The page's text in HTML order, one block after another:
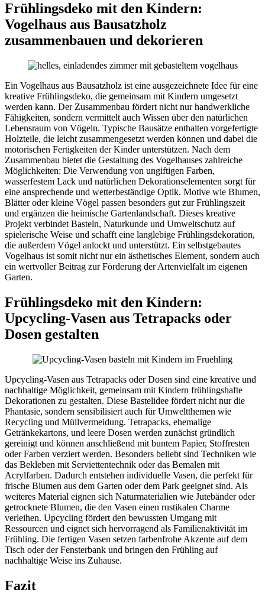
Frühlingsdeko mit den Kindern:
Vogelhaus aus Bausatzholz
zusammenbauen und dekorieren
Ein Vogelhaus aus Bausatzholz ist eine ausgezeichnete Idee für eine
kreative Frühlingsdeko, die gemeinsam mit Kindern umgesetzt
werden kann. Der Zusammenbau fördert nicht nur handwerkliche
Fähigkeiten, sondern vermittelt auch Wissen über den natürlichen
Lebensraum von Vögeln. Typische Bausätze enthalten vorgefertigte
Holzteile, die leicht zusammengesetzt werden können und dabei die
motorischen Fertigkeiten der Kinder unterstützen. Nach dem
Zusammenbau bietet die Gestaltung des Vogelhauses zahlreiche
Möglichkeiten: Die Verwendung von ungiftigen Farben,
wasserfestem Lack und natürlichen Dekorationselementen sorgt für
eine ansprechende und wetterbeständige Optik. Motive wie Blumen,
Blätter oder kleine Vögel passen besonders gut zur Frühlingszeit
und ergänzen die heimische Gartenlandschaft. Dieses kreative
Projekt verbindet Basteln, Naturkunde und Umweltschutz auf
spielerische Weise und schafft eine langlebige Frühlingsdekoration,
die außerdem Vögel anlockt und unterstützt. Ein selbstgebautes
Vogelhaus ist somit nicht nur ein ästhetisches Element, sondern auch
ein wertvoller Beitrag zur Förderung der Artenvielfalt im eigenen
Garten.
Frühlingsdeko mit den Kindern:
Upcycling-Vasen aus Tetrapacks oder
Dosen gestalten
Upcycling-Vasen aus Tetrapacks oder Dosen sind eine kreative und
nachhaltige Möglichkeit, gemeinsam mit Kindern frühlingshafte
Dekorationen zu gestalten. Diese Bastelidee fördert nicht nur die
Phantasie, sondern sensibilisiert auch für Umweltthemen wie
Recycling und Müllvermeidung. Tetrapacks, ehemalige
Getränkekartons, und leere Dosen werden zunächst gründlich
gereinigt und können anschließend mit buntem Papier, Stoffresten
oder Farben verziert werden. Besonders beliebt sind Techniken wie
das Bekleben mit Serviettentechnik oder das Bemalen mit
Acrylfarben. Dadurch entstehen individuelle Vasen, die perfekt für
frische Blumen aus dem Garten oder dem Park geeignet sind. Als
weiteres Material eignen sich Naturmaterialien wie Jutebänder oder
getrocknete Blumen, die den Vasen einen rustikalen Charme
verleihen. Upcycling fördert den bewussten Umgang mit
Ressourcen und eignet sich hervorragend als Familienaktivität im
Frühling. Die fertigen Vasen setzen farbenfrohe Akzente auf dem
Tisch oder der Fensterbank und bringen den Frühling auf
nachhaltige Weise ins Zuhause.
Fazit